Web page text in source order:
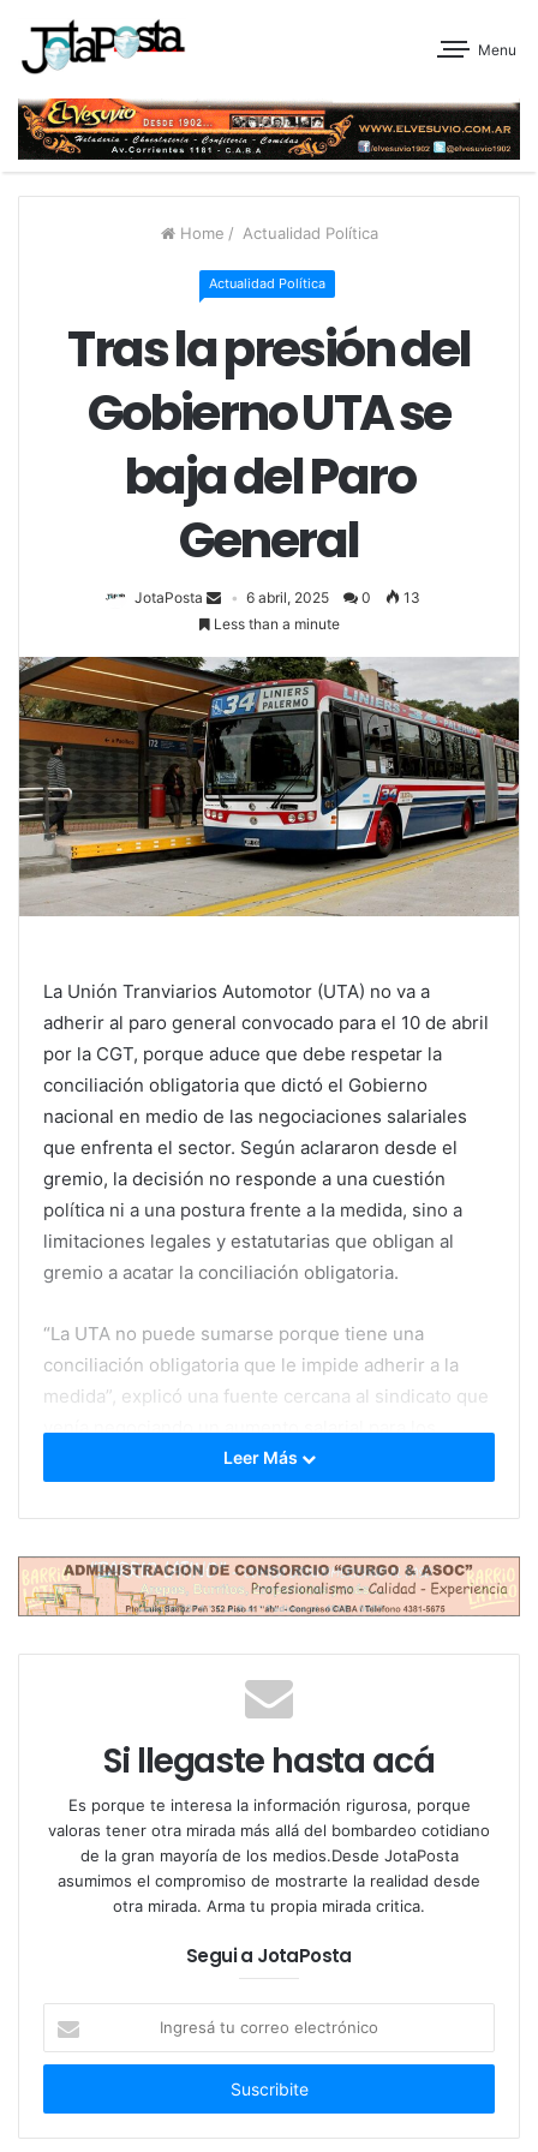
Menu
Home / Actualidad Política
Actualidad Política
Tras la presión del
Gobierno UTA se
baja del Paro
General
JotaPosta 6 abril, 2025 0
13
Less than a minute
La Unión Tranviarios Automotor (UTA) no va a
adherir al paro general convocado para el 10 de abril
por la CGT, porque aduce que debe respetar la
conciliación obligatoria que dictó el Gobierno
nacional en medio de las negociaciones salariales
que enfrenta el sector. Según aclararon desde el
gremio, la decisión no responde a una cuestión
política ni a una postura frente a la medida, sino a
limitaciones legales y estatutarias que obligan al
gremio a acatar la conciliación obligatoria.
“La UTA no puede sumarse porque tiene una
conciliación obligatoria que le impide adherir a la
medida”, explicó una fuente cercana al sindicato que
venía negociando un aumento salarial para los
choferes de colectivo. La UTA había convocado a un
salarios, pero el Gobierno dictó la “conciliación
obligatoria”, un mecanismo que busca garantizar la
prestación del servicio mientras se resuelven los
conflictos.
Desde el gremio subrayan que la situación ya fue
evaluada con asesores legales y dentro de la
a cualquier tipo de paro. Según los estatutos y la
legislación vigente, incluso podrían intervenir el
sindicato si no se acata. Fernández no tomará ese
riesgo”, sostuvo la misma fuente en referencia al
secretario general Roberto Fernández.
Leer Más
Si llegaste hasta acá
Es porque te interesa la información rigurosa, porque
valoras tener otra mirada más allá del bombardeo cotidiano
de la gran mayoría de los medios.Desde JotaPosta
asumimos el compromiso de mostrarte la realidad desde
otra mirada. Arma tu propia mirada critica.
Segui a JotaPosta
correo